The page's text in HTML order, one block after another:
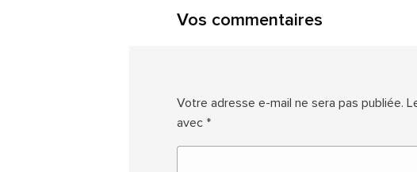
Vos commentaires
Votre adresse e-mail ne sera pas publiée.
avec *